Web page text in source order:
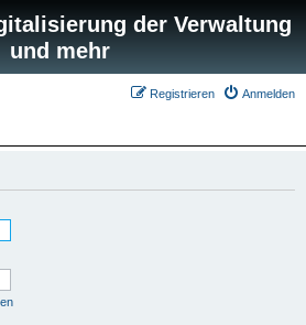
der Verwaltung
und mehr
Anmelden
Registrieren